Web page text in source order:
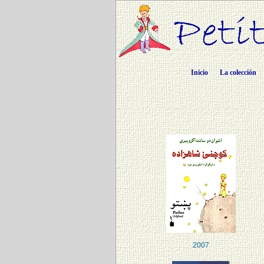
Inicio La colección
2007